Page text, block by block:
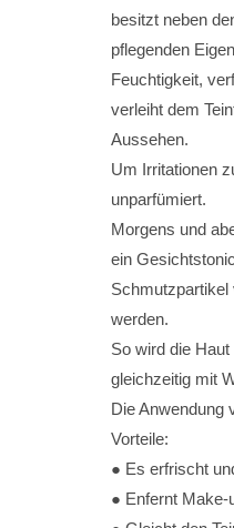
besitzt neben
pflegenden
Feuchtigkeit,
verleiht dem
Aussehen.
Um Irritationen
unparfümiert.
Morgens und
ein
Schmutzpartikel
werden.
So wird die
gleichzeitig mit
Die Anwendung
Vorteile:
● Es erfrischt
● Enfernt Make-